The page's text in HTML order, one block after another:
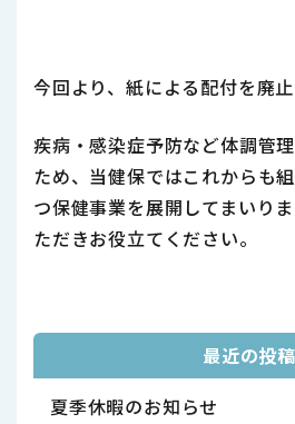
今回より、紙による配付を廃止
疾病・感染症予防など体調管
ため、当健保ではこれからも
つ保健事業を展開してまいり
ただきお役立てください。
最近の投稿
夏季休暇のお知らせ